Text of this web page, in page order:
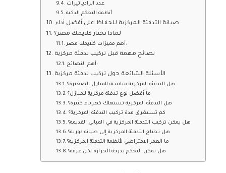
عدد الرادياتيرات
أنظمة التحكم الذكية
صيانة التدفئة المركزية للحفاظ على أفضل أداء
لماذا تختار كلايمك مصر؟
أهم مميزات كلايمك مصر:
نصائح مهمة قبل تركيب تدفئة مركزية
أهم النصائح:
الأسئلة الشائعة حول تركيب تدفئة مركزية
هل التدفئة المركزية مناسبة للمنازل الصغيرة؟
ما أفضل نوع تدفئة مركزية للمنازل؟
هل التدفئة المركزية تستهلك كهرباء كثيرة؟
كم تستغرق مدة تركيب التدفئة المركزية؟
هل يمكن تركيب التدفئة المركزية في المباني القديمة؟
هل تحتاج التدفئة المركزية إلى صيانة دورية؟
ما العمر الافتراضي لأنظمة التدفئة المركزية؟
هل يمكن التحكم بدرجة الحرارة لكل غرفة؟